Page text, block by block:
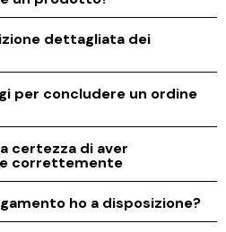
dettagliata dei
per concludere un ordine
certezza di aver
correttemente
ho a disposizione?